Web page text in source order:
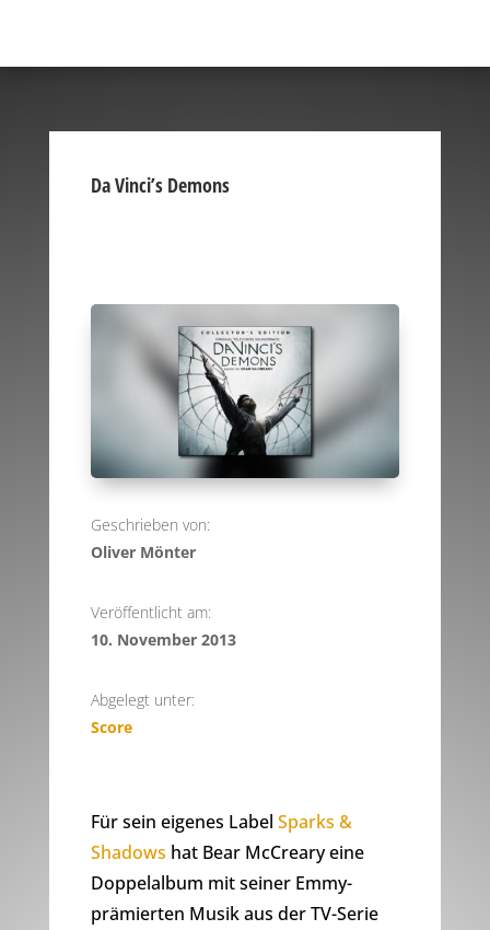
Da Vinci’s Demons
Geschrieben von:
Oliver Mönter
Veröffentlicht am:
10. November 2013
Abgelegt unter:
Score
Für sein eigenes Label Sparks &
Shadows hat Bear McCreary eine
Doppelalbum mit seiner Emmy-
prämierten Musik aus der TV-Serie